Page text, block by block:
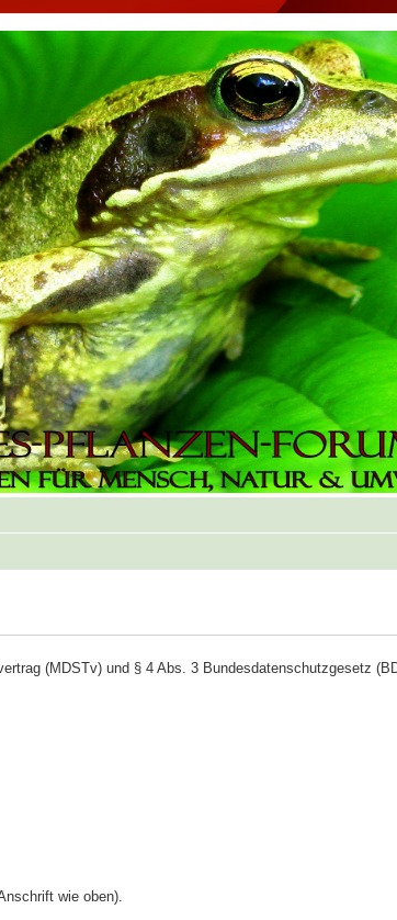
(MDSTv) und § 4 Abs. 3 Bundesdatenschutzgesetz
wie oben).